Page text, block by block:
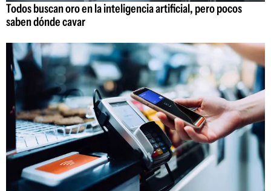
Todos buscan oro en la inteligencia artificial, pero pocos
saben dónde cavar